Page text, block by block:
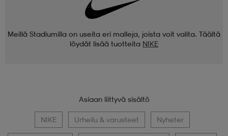
Meillä Stadiumilla on useita eri malleja, joista voit valita. Täältä
löydät lisää tuotteita NIKE
Asiaan liittyvä sisältö
NIKE Urheilu & varusteet Nyheter